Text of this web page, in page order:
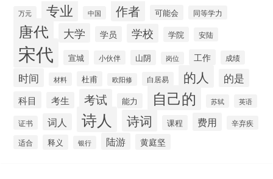
万元 专业 中国 作者 可能会 同等学力
唐代 大学 学员 学校 学院 安陆
宋代 宣城 小伙伴 山阴 岗位 工作 成绩
时间 材料 杜甫 欧阳修 白居易 的人 的是
科目 考生 考试 能力 自己的 苏轼 英语
证书 词人 诗人 诗词 课程 费用
辛弃疾
适合
释义 银行 陆游 黄庭坚